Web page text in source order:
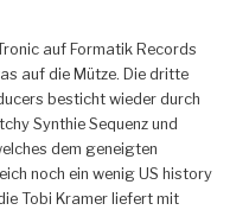
auf Formatik Records
auf die Mütze. Die dritte
besticht wieder durch
Synthie Sequenz und
dem geneigten
noch ein wenig US history
Tobi Kramer liefert mit